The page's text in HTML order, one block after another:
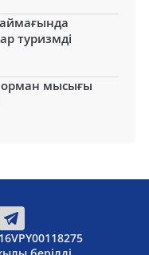
туризмді
мысығы